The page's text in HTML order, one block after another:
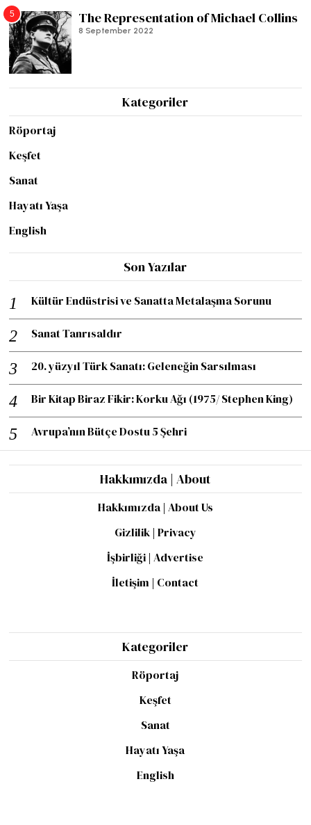
5 The Representation of Michael Collins
8 September 2022
Kategoriler
Röportaj
Keşfet
Sanat
Hayatı Yaşa
English
Son Yazılar
Kültür Endüstrisi ve Sanatta Metalaşma Sorunu
Sanat Tanrısaldır
20. yüzyıl Türk Sanatı: Geleneğin Sarsılması
Bir Kitap Biraz Fikir: Korku Ağı (1975/ Stephen King)
Avrupa’nın Bütçe Dostu 5 Şehri
Hakkımızda | About
Hakkımızda | About Us
Gizlilik | Privacy
İşbirliği | Advertise
İletişim | Contact
Kategoriler
Röportaj
Keşfet
Sanat
Hayatı Yaşa
English